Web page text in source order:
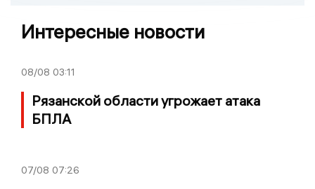
Интересные новости
08/08 03:11
Рязанской области угрожает атака
БПЛА
07/08 07:26